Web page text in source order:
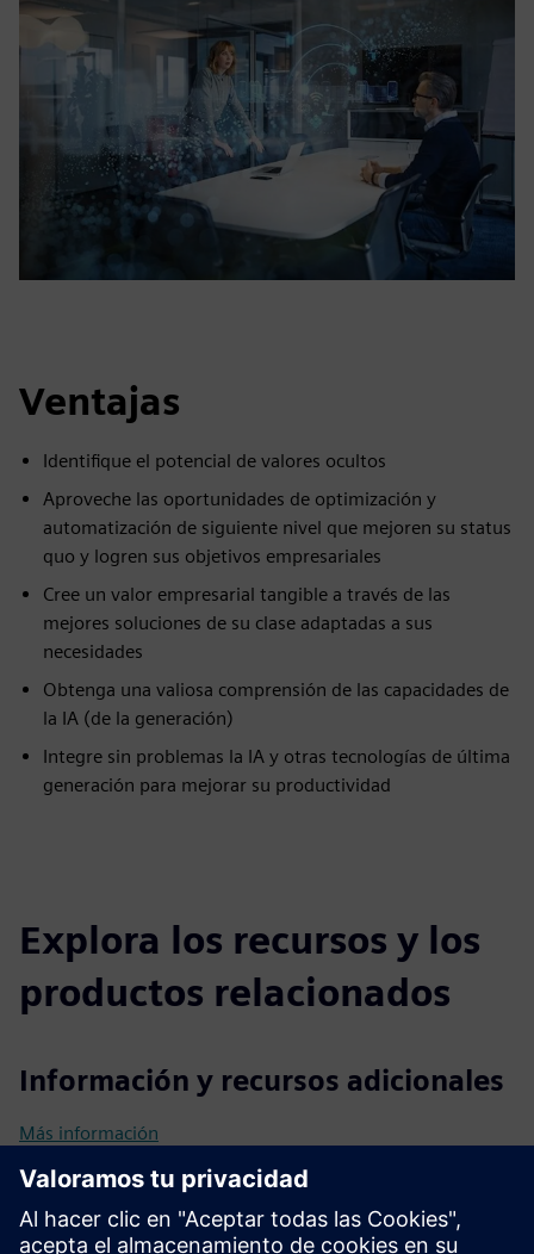
Ventajas
Identifique el potencial de valores ocultos
Aproveche las oportunidades de optimización y
automatización de siguiente nivel que mejoren su status
quo y logren sus objetivos empresariales
Cree un valor empresarial tangible a través de las
mejores soluciones de su clase adaptadas a sus
necesidades
Obtenga una valiosa comprensión de las capacidades de
la IA (de la generación)
Integre sin problemas la IA y otras tecnologías de última
generación para mejorar su productividad
Explora los recursos y los
productos relacionados
Información y recursos adicionales
Más información
Requisitos previos
Disposición a ofrecer información detallada sobre sus